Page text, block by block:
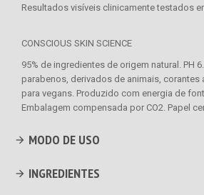
Resultados visíveis clinicamente testados
CONSCIOUS SKIN SCIENCE
95% de ingredientes de origem natural. PH
parabenos, derivados de animais, corantes
para vegans. Produzido com energia de
Embalagem compensada por CO2. Papel
MODO DE USO
INGREDIENTES